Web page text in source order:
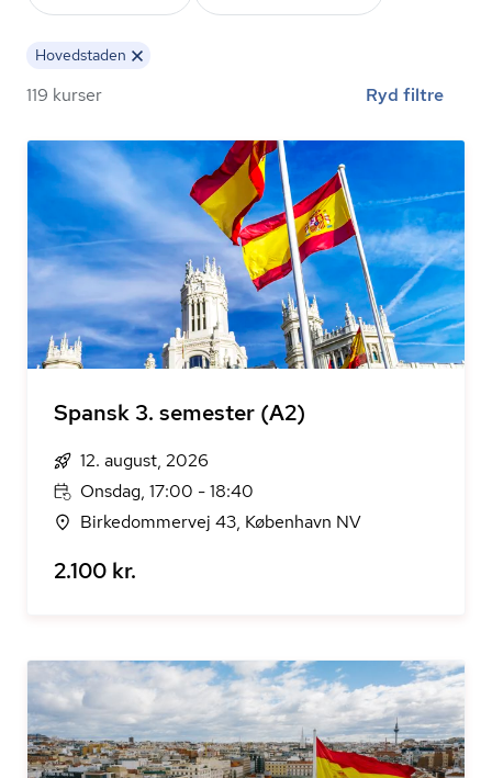
Hovedstaden
119 kurser Ryd filtre
Spansk 3. semester (A2)
12. august, 2026
Onsdag, 17:00 - 18:40
Birkedommervej 43, København NV
2.100 kr.